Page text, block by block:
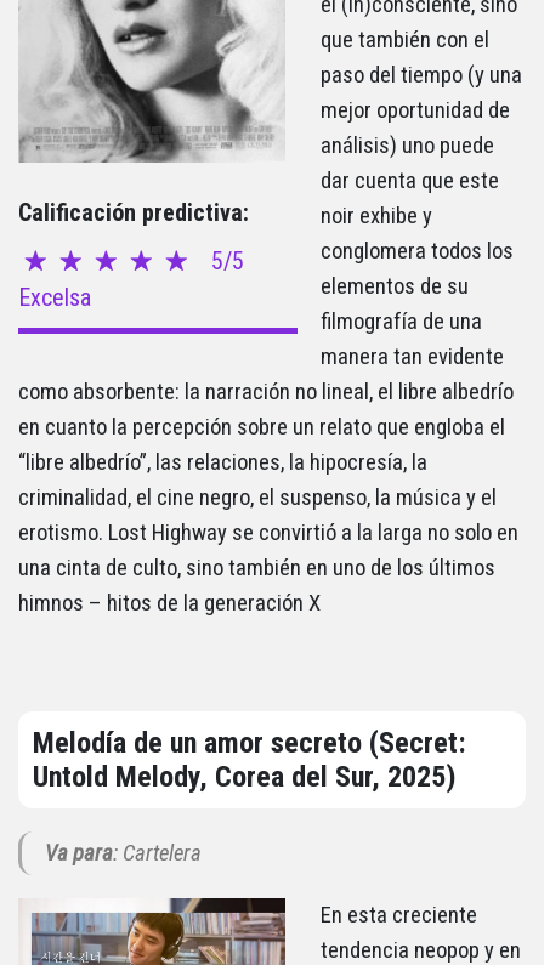
Calificación predictiva:
5/5
Excelsa
que también con el
paso del tiempo (y una
mejor oportunidad de
análisis) uno puede
dar cuenta que este
noir exhibe y
conglomera todos los
elementos de su
filmografía de una
manera tan evidente
como absorbente: la narración no lineal, el libre albedrío
en cuanto la percepción sobre un relato que engloba el
“libre albedrío”, las relaciones, la hipocresía, la
criminalidad, el cine negro, el suspenso, la música y el
erotismo. Lost Highway se convirtió a la larga no solo en
una cinta de culto, sino también en uno de los últimos
himnos – hitos de la generación X
Melodía de un amor secreto (Secret:
Untold Melody, Corea del Sur, 2025)
Va para: Cartelera
En esta creciente
tendencia neopop y en